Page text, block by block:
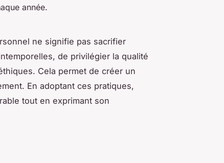
année.
ne signifie pas sacrifier
de privilégier la qualité
Cela permet de créer un
En adoptant ces pratiques,
tout en exprimant son